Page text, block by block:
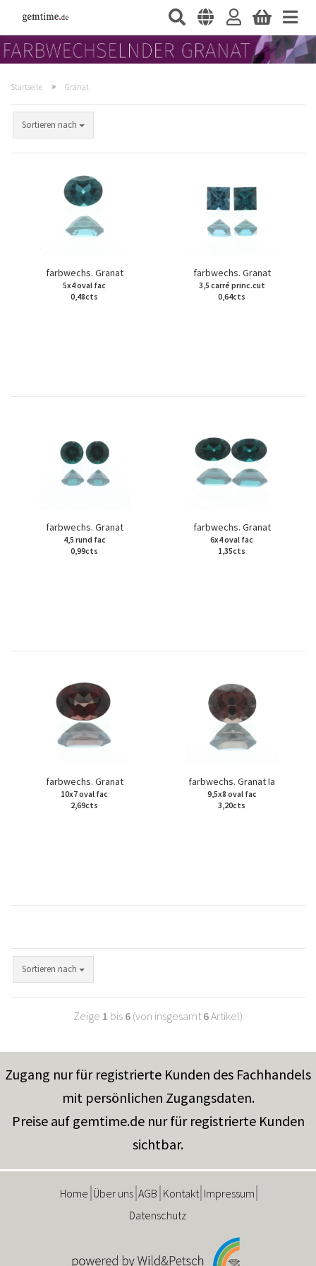
Startseite » Granat
Sortieren nach
farbwechs. Granat
5x4 oval fac
0,48cts
farbwechs. Granat
3,5 carré princ.cut
0,64cts
farbwechs. Granat
4,5 rund fac
0,99cts
farbwechs. Granat
6x4 oval fac
1,35cts
farbwechs. Granat
10x7 oval fac
2,69cts
farbwechs. Granat Ia
9,5x8 oval fac
3,20cts
Sortieren nach
Zeige 1 bis 6 (von insgesamt 6Artikel)
Zugang nur für registrierte Kunden des Fachhandels
mit persönlichen Zugangsdaten.
Preise auf gemtime.de nur für registrierte Kunden
sichtbar.
Home Über uns AGB Kontakt Impressum
Datenschutz